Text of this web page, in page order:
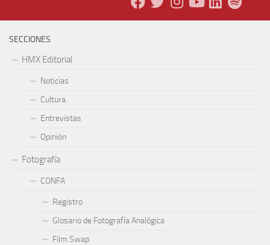
SECCIONES
HMX Editorial
Noticias
Cultura
Entrevistas
Opinión
Fotografía
CONFA
Registro
Glosario de Fotografía Analógica
Film Swap